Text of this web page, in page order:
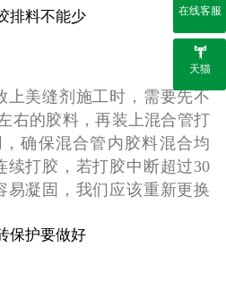
排料不能少
上美缝剂施工时，需要先不
右的胶料，再装上混合管打
确保混合管内胶料混合均
续打胶，若打胶中断超过30
易凝固，我们应该重新更换
保护要做好
在线客服
天猫